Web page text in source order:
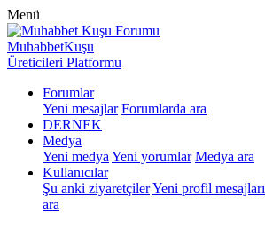
Menü
MuhabbetKuşu
Üreticileri Platformu
Forumlar
Yeni mesajlar Forumlarda ara
DERNEK
Medya
Yeni medya Yeni yorumlar Medya ara
Kullanıcılar
Şu anki ziyaretçilerYeni profil mesajları
ara